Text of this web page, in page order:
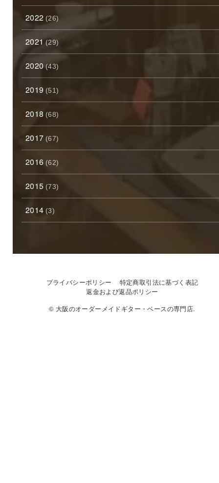
2022 (26)
2021 (29)
2020 (43)
2019 (51)
2018 (68)
2017 (67)
2016 (62)
2015 (73)
2014 (3)
プライバシーポリシー
特定商取引法に基づく表記
返金および返品ポリシー
© 大阪のオーダーメイドギター・ベースの専門店.